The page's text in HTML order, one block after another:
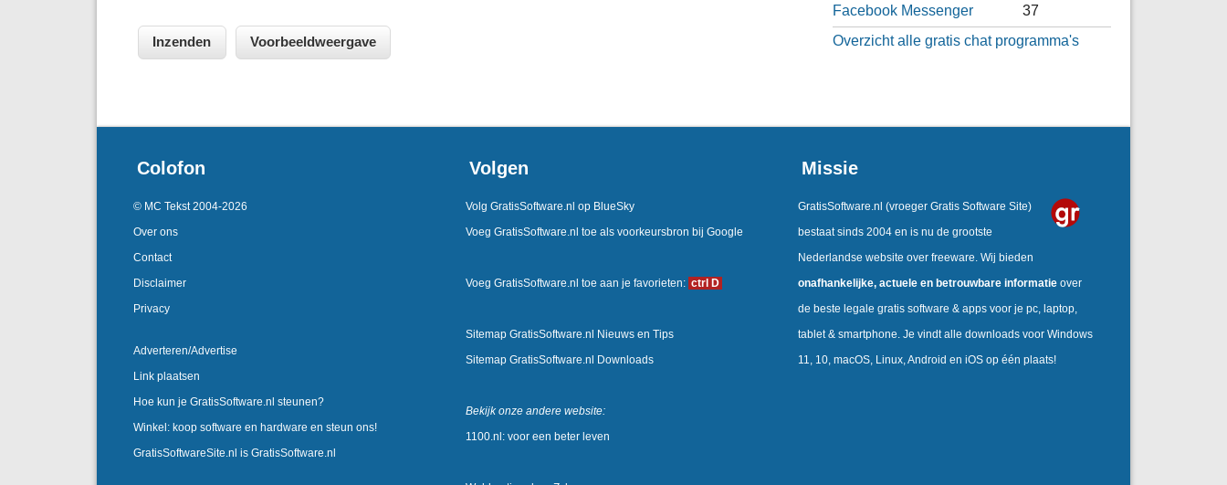
Facebook Messenger
37
Overzicht alle gratis chat programma's
Colofon
© MC Tekst 2004-2026
Over ons
Contact
Disclaimer
Privacy
Adverteren/Advertise
Link plaatsen
Hoe kun je GratisSoftware.nl steunen?
Winkel: koop software en hardware en steun ons!
GratisSoftwareSite.nl is GratisSoftware.nl
Volgen
Volg GratisSoftware.nl op BlueSky
Voeg GratisSoftware.nl toe als voorkeursbron bij Google
Voeg GratisSoftware.nl toe aan je favorieten: ctrl D
Sitemap GratisSoftware.nl Nieuws en Tips
Sitemap GratisSoftware.nl Downloads
Bekijk onze andere website:
1100.nl: voor een beter leven
Missie
GratisSoftware.nl (vroeger Gratis Software Site)
bestaat sinds 2004 en is nu de grootste
Nederlandse website over freeware. Wij bieden
onafhankelijke, actuele en betrouwbare informatie over
de beste legale gratis software & apps voor je pc, laptop,
tablet & smartphone. Je vindt alle downloads voor Windows
11, 10, macOS, Linux, Android en iOS op één plaats!